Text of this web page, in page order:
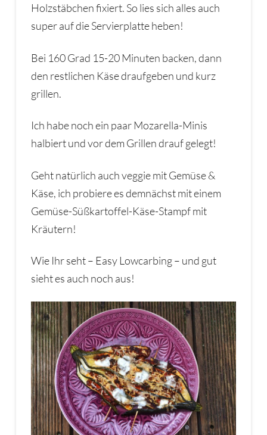
Holzstäbchen fixiert. So lies sich alles auch
super auf die Servierplatte heben!
Bei 160 Grad 15-20 Minuten backen, dann
den restlichen Käse draufgeben und kurz
grillen.
Ich habe noch ein paar Mozarella-Minis
halbiert und vor dem Grillen drauf gelegt!
Geht natürlich auch veggie mit Gemüse &
Käse, ich probiere es demnächst mit einem
Gemüse-Süßkartoffel-Käse-Stampf mit
Kräutern!
Wie Ihr seht – Easy Lowcarbing – und gut
sieht es auch noch aus!